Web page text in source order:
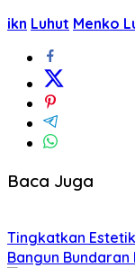
ikn Luhut Menko
Baca Juga
Tingkatkan
Bangun Bundaran